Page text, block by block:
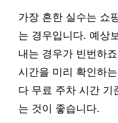
가장 흔한 실수는 쇼
는 경우입니다. 예상
내는 경우가 빈번하
시간을 미리 확인하
다 무료 주차 시간 기
는 것이 좋습니다.